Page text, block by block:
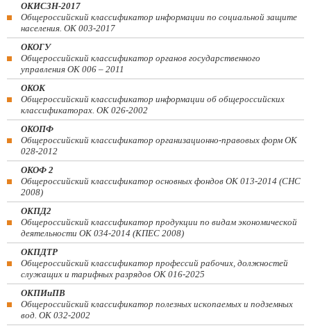
ОКИСЗН-2017
Общероссийский классификатор информации по социальной защите
населения. ОК 003-2017
ОКОГУ
Общероссийский классификатор органов государственного
управления ОК 006 – 2011
ОКОК
Общероссийский классификатор информации об общероссийских
классификаторах. ОК 026-2002
ОКОПФ
Общероссийский классификатор организационно-правовых форм ОК
028-2012
ОКОФ 2
Общероссийский классификатор основных фондов ОК 013-2014 (СНС
2008)
ОКПД2
Общероссийский классификатор продукции по видам экономической
деятельности ОК 034-2014 (КПЕС 2008)
ОКПДТР
Общероссийский классификатор профессий рабочих, должностей
служащих и тарифных разрядов ОК 016-2025
ОКПИиПВ
Общероссийский классификатор полезных ископаемых и подземных
вод. ОК 032-2002